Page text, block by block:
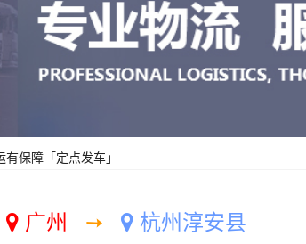
保障「定点发车」
广州 ➙ 杭州淳安县